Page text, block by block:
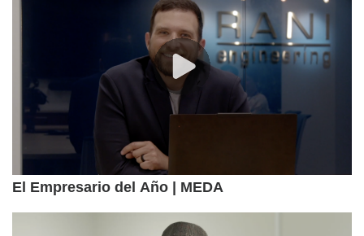
El Empresario del Año | MEDA